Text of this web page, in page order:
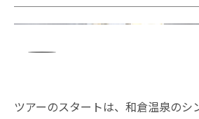
ツアーのスタートは、和倉温泉のシ